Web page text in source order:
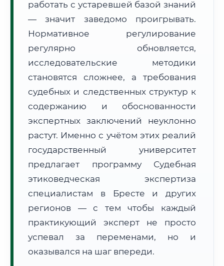
Формат учебы:
Дистанционно
🗺️ Зона обслуживания: г. Брест
• Маршрут транзита: ~3 805 км
📜 Документы и аккредитация ФИС ФРДО
Нажмите на документ для увеличения и просмотра
работать с устаревшей базой знаний
— значит заведомо проигрывать.
Нормативное регулирование
регулярно обновляется,
исследовательские методики
становятся сложнее, а требования
судебных и следственных структур к
содержанию и обоснованности
экспертных заключений неуклонно
растут. Именно с учётом этих реалий
государственный университет
предлагает программу Судебная
этиковедческая экспертиза
специалистам в Бресте и других
регионов — с тем чтобы каждый
практикующий эксперт не просто
успевал за переменами, но и
оказывался на шаг впереди.